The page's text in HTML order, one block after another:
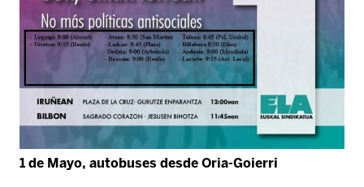
1 de Mayo, autobuses desde Oria-Goierri